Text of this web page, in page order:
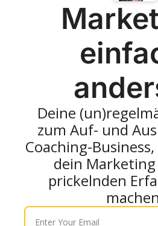
Deine
zum Auf- und
Coaching-
dein
prickelnden